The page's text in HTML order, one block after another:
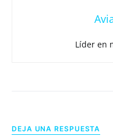
Líder en
DEJA UNA RESPUESTA